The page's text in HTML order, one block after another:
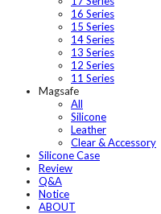
16 Series
15 Series
14 Series
13 Series
12 Series
11 Series
Magsafe
All
Silicone
Leather
Clear & Accessory
Silicone Case
Review
Q&A
Notice
ABOUT